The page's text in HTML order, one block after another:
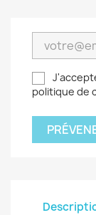
politique de